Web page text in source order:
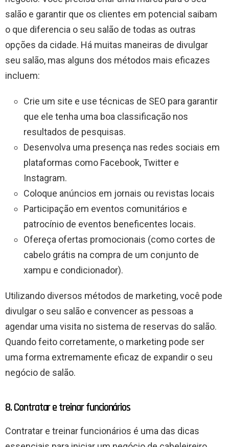
salão e garantir que os clientes em potencial saibam
o que diferencia o seu salão de todas as outras
opções da cidade. Há muitas maneiras de divulgar
seu salão, mas alguns dos métodos mais eficazes
incluem:
Crie um site e use técnicas de SEO para garantir
que ele tenha uma boa classificação nos
resultados de pesquisas.
Desenvolva uma presença nas redes sociais em
plataformas como Facebook, Twitter e
Instagram.
Coloque anúncios em jornais ou revistas locais
Participação em eventos comunitários e
patrocínio de eventos beneficentes locais.
Ofereça ofertas promocionais (como cortes de
cabelo grátis na compra de um conjunto de
xampu e condicionador).
Utilizando diversos métodos de marketing, você pode
divulgar o seu salão e convencer as pessoas a
agendar uma visita no sistema de reservas do salão.
Quando feito corretamente, o marketing pode ser
uma forma extremamente eficaz de expandir o seu
negócio de salão.
8. Contratar e treinar funcionários
Contratar e treinar funcionários é uma das dicas